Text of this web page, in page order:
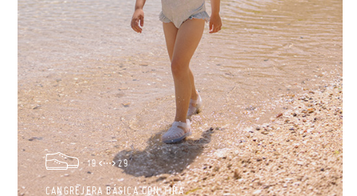
19 29
CANGREJERA BÁSICA CON TIRA